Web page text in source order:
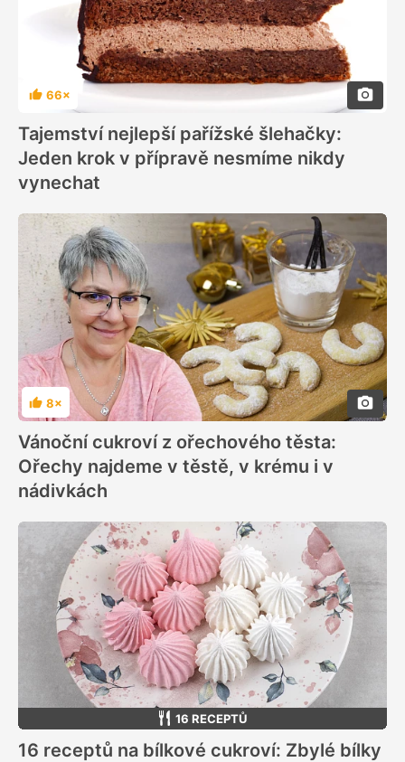
Hodnocení
66×
Tajemství nejlepší pařížské šlehačky:
Jeden krok v přípravě nesmíme nikdy
vynechat
Hodnocení
8×
Vánoční cukroví z ořechového těsta:
Ořechy najdeme v těstě, v krému i v
nádivkách
16 RECEPTŮ
16 receptů na bílkové cukroví: Zbylé bílky